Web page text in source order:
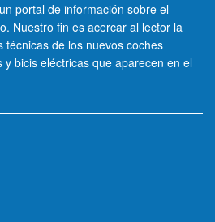
portal de información sobre el
Nuestro fin es acercar al lector la
técnicas de los nuevos coches
bicis eléctricas que aparecen en el